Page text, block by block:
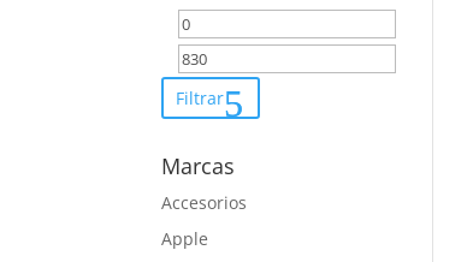
Precio
mínimo
Filtrar
Marcas
Accesorios
Apple